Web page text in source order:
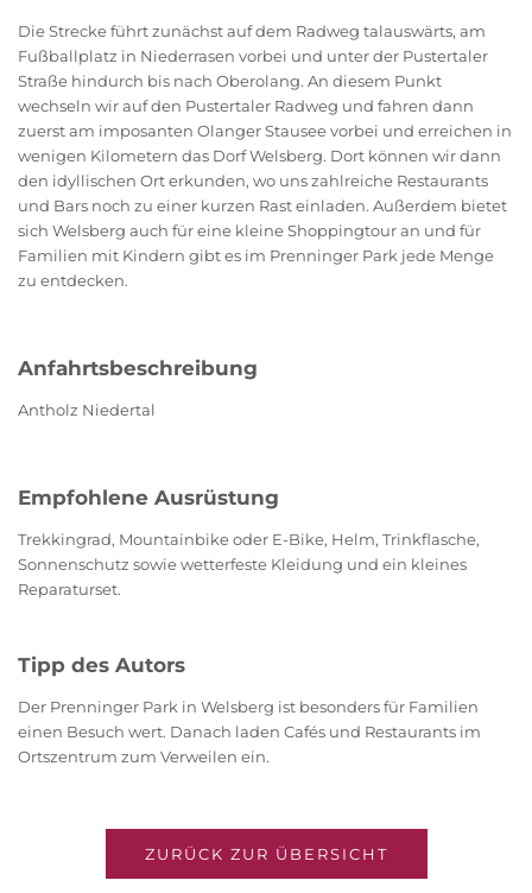
Die Strecke führt zunächst auf dem Radweg talauswärts, am
Fußballplatz in Niederrasen vorbei und unter der Pustertaler
Straße hindurch bis nach Oberolang. An diesem Punkt
wechseln wir auf den Pustertaler Radweg und fahren dann
zuerst am imposanten Olanger Stausee vorbei und erreichen in
wenigen Kilometern das Dorf Welsberg. Dort können wir dann
den idyllischen Ort erkunden, wo uns zahlreiche Restaurants
und Bars noch zu einer kurzen Rast einladen. Außerdem bietet
sich Welsberg auch für eine kleine Shoppingtour an und für
Familien mit Kindern gibt es im Prenninger Park jede Menge
zu entdecken.
Anfahrtsbeschreibung
Antholz Niedertal
Empfohlene Ausrüstung
Trekkingrad, Mountainbike oder E-Bike, Helm, Trinkflasche,
Sonnenschutz sowie wetterfeste Kleidung und ein kleines
Reparaturset.
Tipp des Autors
Der Prenninger Park in Welsberg ist besonders für Familien
einen Besuch wert. Danach laden Cafés und Restaurants im
Ortszentrum zum Verweilen ein.
ZURÜCK ZUR ÜBERSICHT